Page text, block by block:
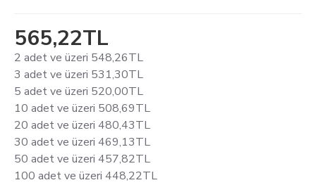
565,22TL
2 adet ve üzeri 548,26TL
3 adet ve üzeri 531,30TL
5 adet ve üzeri 520,00TL
10 adet ve üzeri 508,69TL
20 adet ve üzeri 480,43TL
30 adet ve üzeri 469,13TL
50 adet ve üzeri 457,82TL
100 adet ve üzeri 448,22TL